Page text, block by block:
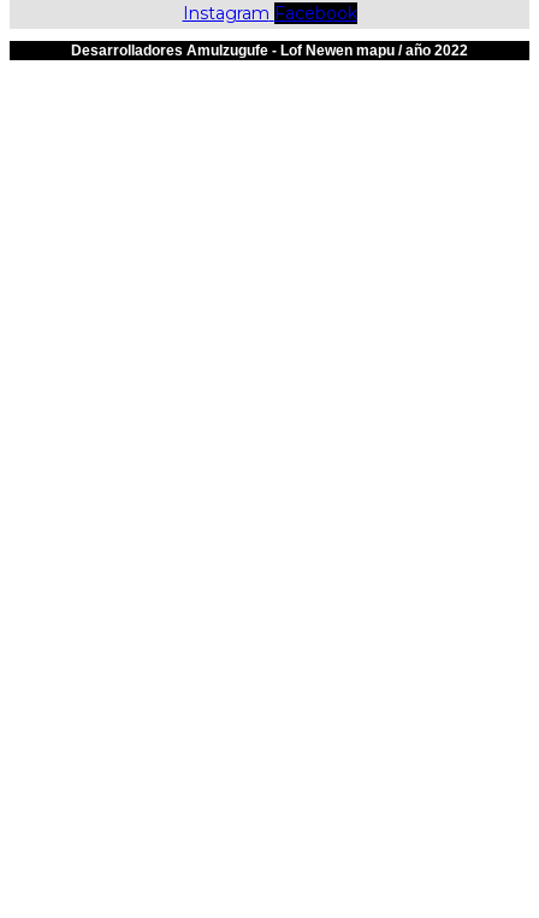
Instagram Facebook
Desarrolladores Amulzugufe - Lof Newen mapu / año 2022